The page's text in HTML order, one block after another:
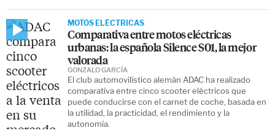
MOTOS ELÉCTRICAS
Comparativa entre motos eléctricas
urbanas: la española Silence S01, la mejor
valorada
El club automovilístico alemán ADAC ha realizado
comparativa entre cinco scooter eléctricos que
puede conducirse con el carnet de coche, basada en
la utilidad, la practicidad, el rendimiento y la
autonomía.
GONZALO GARCÍA